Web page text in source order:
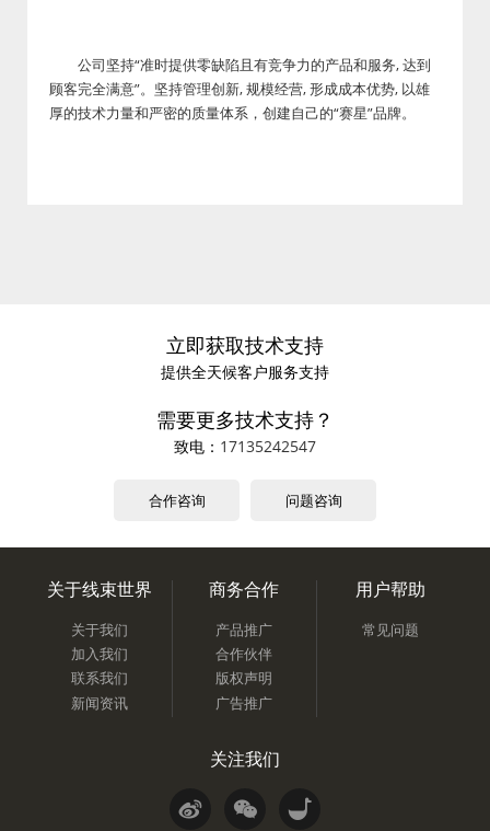
公司坚持“准时提供零缺陷且有竞争力的产品和服务, 达到
顾客完全满意”。坚持管理创新, 规模经营, 形成成本优势, 以雄
厚的技术力量和严密的质量体系，创建自己的“赛星”品牌。
立即获取技术支持
提供全天候客户服务支持
需要更多技术支持？
致电： 17135242547
合作咨询 问题咨询
关于线束世界
关于我们
加入我们
联系我们
新闻资讯
商务合作
产品推广
合作伙伴
版权声明
广告推广
用户帮助
常见问题
关注我们